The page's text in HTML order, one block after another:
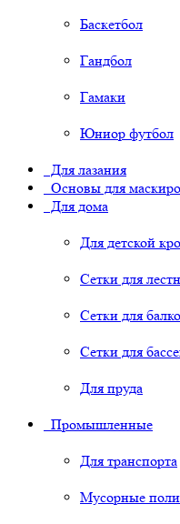
Баскетбол
Гандбол
Гамаки
Юниор футбол
Для лазания
Основы для
Для дома
Для детской
Сетки для
Сетки для
Сетки для
Для пруда
Промышленные
Для транспорта
Мусорные